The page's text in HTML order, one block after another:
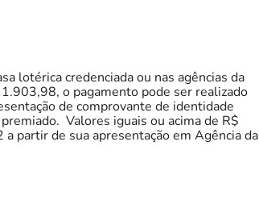
lotérica credenciada ou nas agências da
o pagamento pode ser realizado
de comprovante de identidade
Valores iguais ou acima de R$
partir de sua apresentação em Agência da